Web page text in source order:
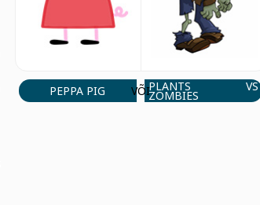
PEPPA PIG VÕIPLANTS VS
ZOMBIES